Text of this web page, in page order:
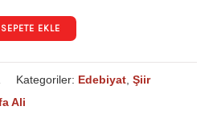
SEPETE EKLE
Kategoriler: Edebiyat Şiir
Ali